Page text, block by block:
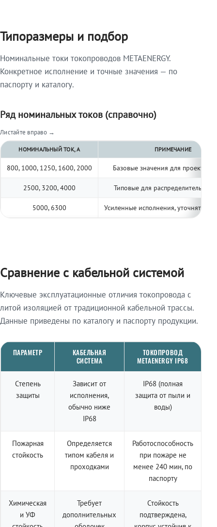
Типоразмеры и подбор
Номинальные токи токопроводов METAENERGY.
Конкретное исполнение и точные значения — по
паспорту и каталогу.
Ряд номинальных токов (справочно)
Листайте вправо →
НОМИНАЛЬНЫЙ ТОК, А ПРИМЕЧАНИЕ
800, 1000, 1250, 1600, 2000 Базовые значения для
2500, 3200, 4000 Типовые для распределительных
5000, 6300 Усиленные исполнения, уточнять по
Сравнение с кабельной системой
Ключевые эксплуатационные отличия токопровода с
литой изоляцией от традиционной кабельной трассы.
Данные приведены по каталогу и паспорту продукции.
ПАРАМЕТР
КАБЕЛЬНАЯ
СИСТЕМА
ТОКОПРОВОД
METAENERGY IP68
Степень
защиты
Зависит от
исполнения,
обычно ниже
IP68
IP68 (полная
защита от пыли и
воды)
Пожарная
стойкость
Определяется
типом кабеля и
проходками
Работоспособность
при пожаре не
менее 240 мин, по
паспорту
Химическая
и УФ
Требует
дополнительных
Стойкость
подтверждена,